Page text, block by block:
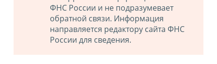
ФНС России и не подразумевает
обратной связи. Информация
направляется редактору сайта ФНС
России для сведения.